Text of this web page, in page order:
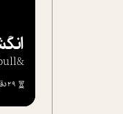
&bull; اگر امکانش هست، گفت وگو را با روا...
29 دقیقه مطالعه